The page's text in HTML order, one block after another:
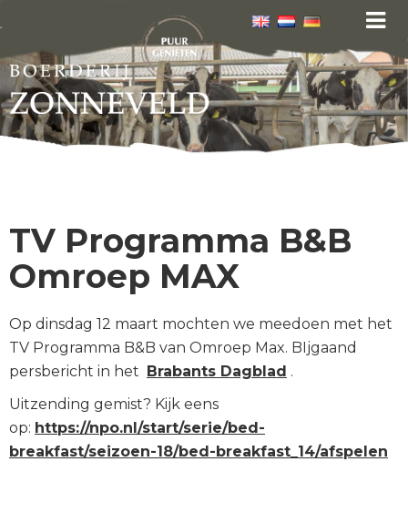
TV Programma B&B
Omroep MAX
Op dinsdag 12 maart mochten we meedoen met het
TV Programma B&B van Omroep Max. BIjgaand
persbericht in het Brabants Dagblad .
Uitzending gemist? Kijk eens
op: https://npo.nl/start/serie/bed-
breakfast/seizoen-18/bed-breakfast_14/afspelen